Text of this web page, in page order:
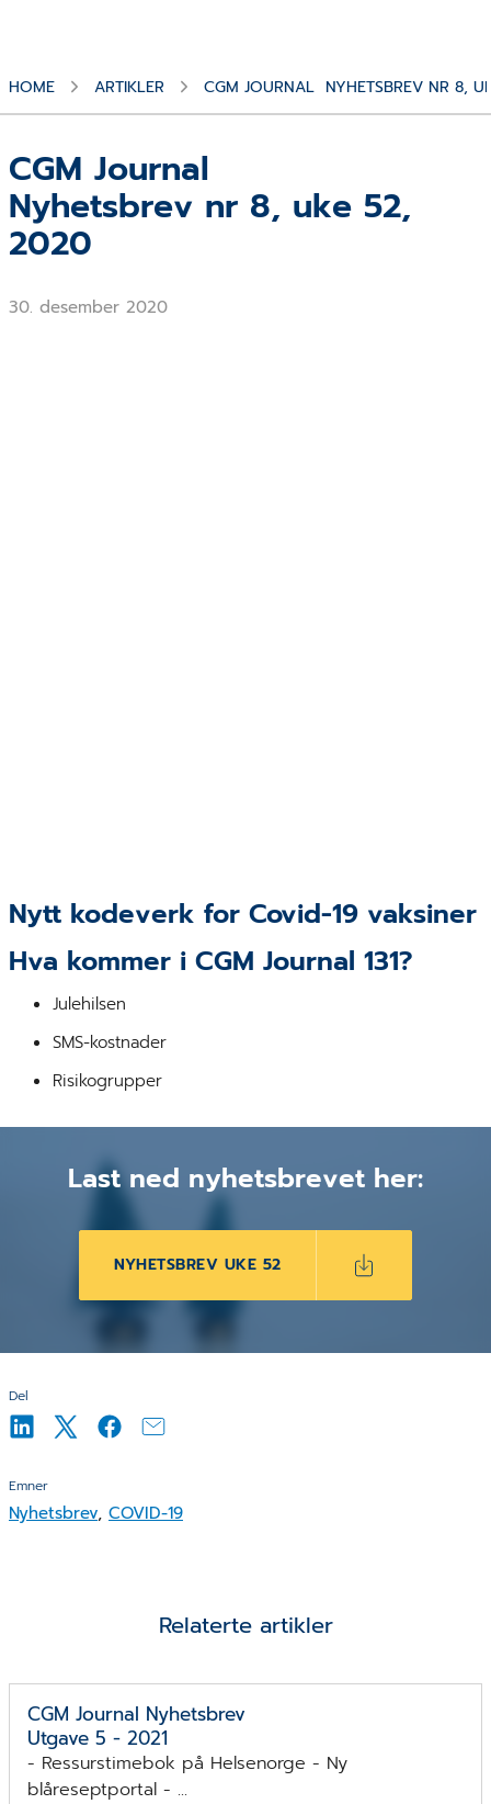
HOME ARTIKLER CGM JOURNAL NYHETSBREV NR 8,
CGM Journal
Nyhetsbrev nr 8, uke 52,
2020
30. desember 2020
Del
Emner
Nyhetsbrev, COVID-19
Nytt kodeverk for Covid-19 vaksiner
Hva kommer i CGM Journal 131?
Julehilsen
SMS-kostnader
Risikogrupper
Last ned nyhetsbrevet her:
NYHETSBREV UKE 52
Relaterte artikler
CGM Journal Nyhetsbrev
Utgave 5 - 2021
- Ressurstimebok på Helsenorge - Ny
blåreseptportal - ...